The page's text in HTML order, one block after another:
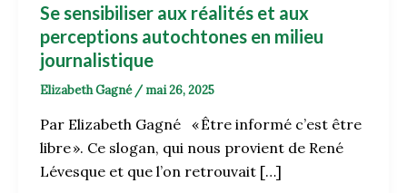
Se sensibiliser aux réalités et aux
perceptions autochtones en milieu
journalistique
Elizabeth Gagné / mai 26, 2025
Par Elizabeth Gagné « Être informé c’est être
libre ». Ce slogan, qui nous provient de René
Lévesque et que l’on retrouvait […]